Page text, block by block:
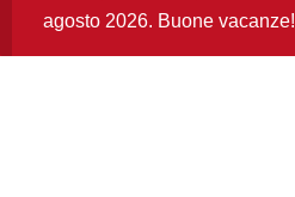
agosto 2026. Buone vacanze!